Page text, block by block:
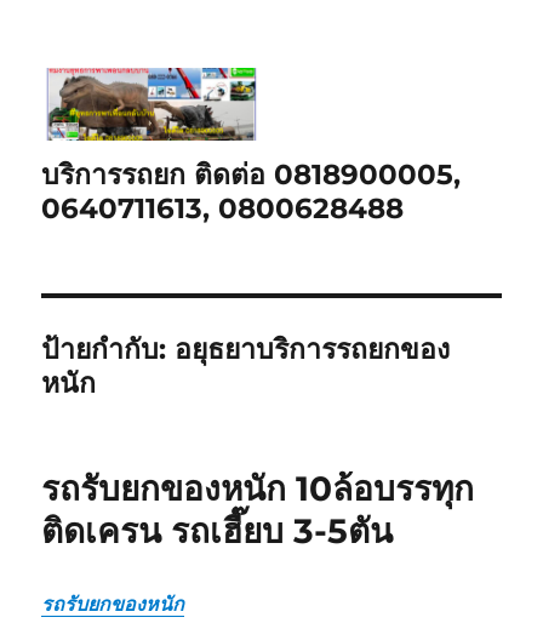
บริการรถยก ติดต่อ 0818900005,
0640711613, 0800628488
ป้ายกำกับ: อยุธยาบริการรถยกของ
หนัก
รถรับยกของหนัก 10ล้อบรรทุก
ติดเครน รถเฮี๊ยบ 3-5ตัน
รถรับยกของหนัก